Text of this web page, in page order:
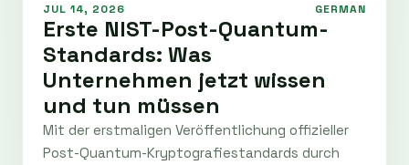
JUL 14, 2026 GERMAN
Erste NIST-Post-Quantum-
Standards: Was
Unternehmen jetzt wissen
und tun müssen
Mit der erstmaligen Veröffentlichung offizieller
Post-Quantum-Kryptografiestandards durch